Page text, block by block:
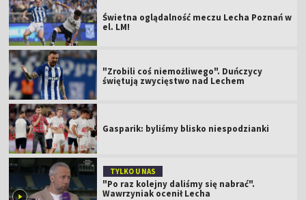
Świetna oglądalność meczu Lecha Poznań w
el. LM!
"Zrobili coś niemożliwego". Duńczycy
świętują zwycięstwo nad Lechem
Gasparik: byliśmy blisko niespodzianki
TYLKO U NAS
"Po raz kolejny daliśmy się nabrać".
Wawrzyniak ocenił Lecha